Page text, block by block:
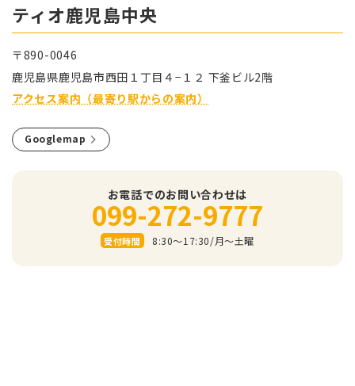
ティオ⿅児島中央
〒890-0046
⿅児島県⿅児島市⻄⽥１丁⽬４−１２ 下釜ビル2階
アクセス案内（最寄り駅からの案内）
Googlemap
お電話でのお問い合わせは
099-272-9777
受付時間 8:30～17:30/⽉〜⼟曜